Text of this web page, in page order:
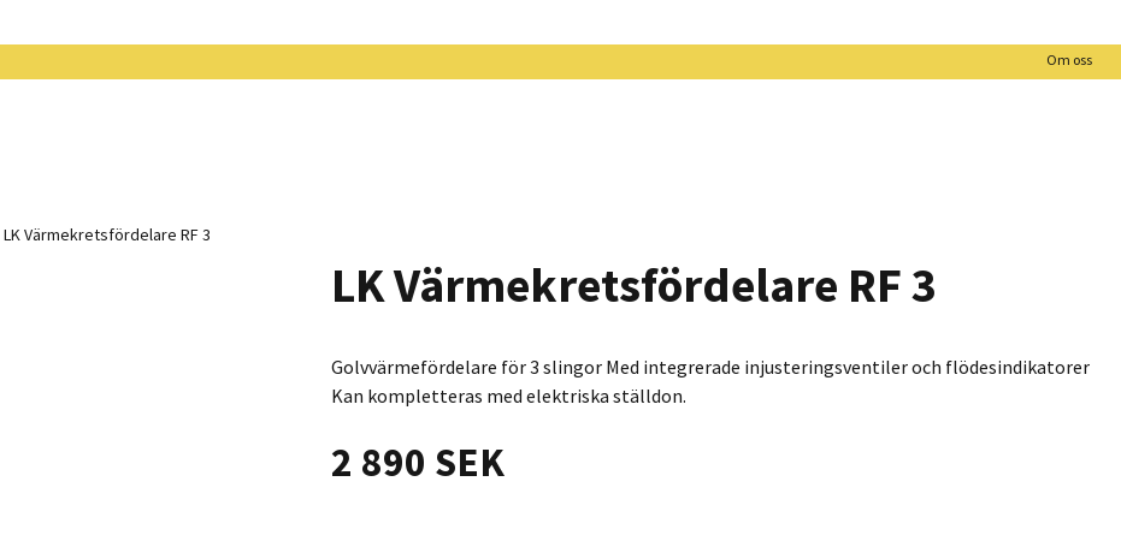
Om oss
LK Värmekretsfördelare RF 3
LK Värmekretsfördelare RF 3
Golvvärmefördelare för 3 slingor Med integrerade injusteringsventiler och flödesindikatorer
Kan kompletteras med elektriska ställdon.
2 890 SEK